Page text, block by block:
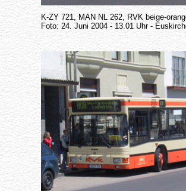
K-ZY 721, MAN NL 262, RVK beige-
Foto: 24. Juni 2004 - 13.01 Uhr -